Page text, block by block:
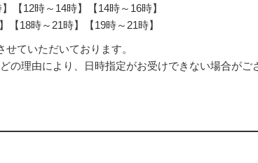
【12時～14時】【14時～16時】
【18時～21時】【19時～21時】
せていただいております。
の理由により、日時指定がお受けできない場合がご